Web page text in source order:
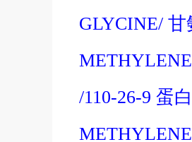
GLYCINE/ 甘
/110-26-9 蛋